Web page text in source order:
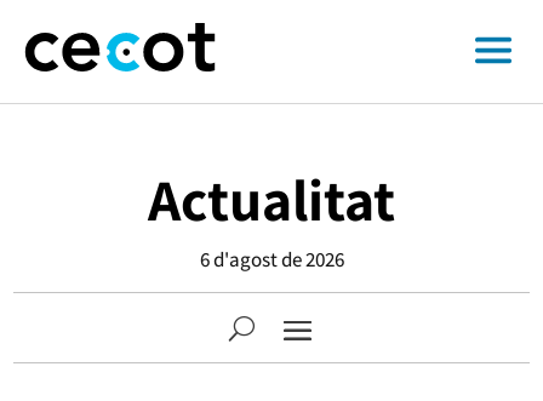
Actualitat
6 d'agost de 2026